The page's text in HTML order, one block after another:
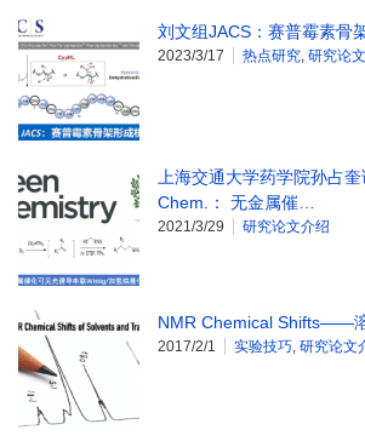
刘文组JACS：赛普霉素骨
2023/3/17 热点研究, 研究论
上海交通大学药学院孙占
Chem.： 无金属催…
2021/3/29 研究论文介绍
NMR Chemical Shifts——
2017/2/1 实验技巧, 研究论文